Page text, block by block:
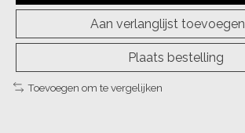
Aan verlanglijst toevoegen
Plaats bestelling
Toevoegen om te vergelijken